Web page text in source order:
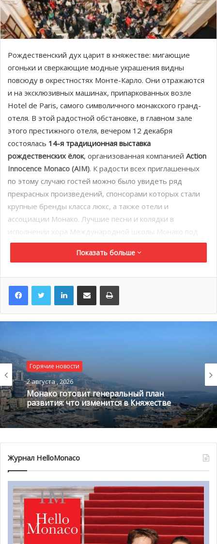
Рождественский дух царит в княжестве: мигающие
огоньки и сверкающие модные украшения видны
повсюду в окрестностях Монте-Карло. Они отражаются
и на эксклюзивных машинах, припаркованных возле
Hotel de Paris, самого символичного монакского гранд-
отеля. В этой радостной обстановке, в главном зале
этого престижного отеля, вечером 12 декабря
состоялась 14-я традиционная выставка
рождественских ёлок, организованная компанией Action
Innocence Monaco (AIM). К радости всех приглашенных
по этому случаю гостей можно было увидеть ряд
прекрасных произведений, спонсорами которых стали
крупные бренды класса люкс, а также отели и
ассоциации Монако. Лучшие песни и колядки в
исполнении хора Международной школы Монако под
управлением Колетт Маркс-Нильсен создали
настоящую семейную атмосферу Рождества.
Показать больше
LinkedInПоделиться по электронной почте Распечатать
Горячие новости
2 августа , 2026
Монако готовит генеральный план
развития: что изменится в Княжестве
Журнал HelloMonaco